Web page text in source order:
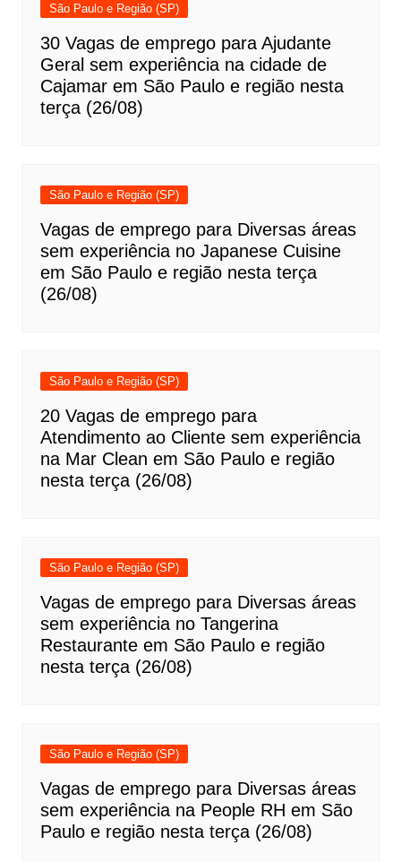
São Paulo e Região (SP)
30 Vagas de emprego para Ajudante
Geral sem experiência na cidade de
Cajamar em São Paulo e região nesta
terça (26/08)
São Paulo e Região (SP)
Vagas de emprego para Diversas áreas
sem experiência no Japanese Cuisine
em São Paulo e região nesta terça
(26/08)
São Paulo e Região (SP)
20 Vagas de emprego para
Atendimento ao Cliente sem experiência
na Mar Clean em São Paulo e região
nesta terça (26/08)
São Paulo e Região (SP)
Vagas de emprego para Diversas áreas
sem experiência no Tangerina
Restaurante em São Paulo e região
nesta terça (26/08)
São Paulo e Região (SP)
Vagas de emprego para Diversas áreas
sem experiência na People RH em São
Paulo e região nesta terça (26/08)